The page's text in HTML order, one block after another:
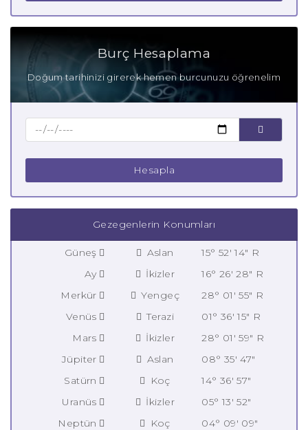
Burç Hesaplama
Doğum tarihinizi girerek hemen burcunuzu öğrenelim
Hesapla
Gezegenlerin Konumları
Güneş Aslan
15° 52' 14" R
Ay
İkizler
16° 26' 28" R
Merkür
Yengeç
28° 01' 55" R
Venüs
Terazi
01° 36' 15" R
Mars
İkizler
28° 01' 59" R
Jüpiter
Aslan
08° 35' 47"
Satürn
Koç
14° 36' 57"
Uranüs
İkizler
05° 13' 52"
Neptün
Koç
04° 09' 09"